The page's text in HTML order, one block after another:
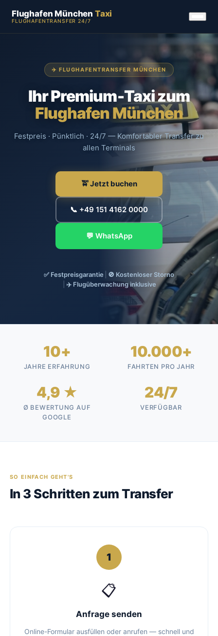
Flughafen München Taxi
FLUGHAFENTRANSFER 24/7
✈️ FLUGHAFENTRANSFER MÜNCHEN
Ihr Premium-Taxi zum
Flughafen München
Festpreis · Pünktlich · 24/7 — Komfortabler Transfer zu
allen Terminals
🚖 Jetzt buchen
📞 +49 151 4162 0000
💬 WhatsApp
✅ Festpreisgarantie
🚫 Kostenloser Storno
✈️ Flugüberwachung inklusive
10+
JAHRE ERFAHRUNG
10.000+
FAHRTEN PRO JAHR
4,9 ★
Ø BEWERTUNG AUF
GOOGLE
24/7
VERFÜGBAR
SO EINFACH GEHT'S
In 3 Schritten zum Transfer
1
📋
Anfrage senden
Online-Formular ausfüllen oder anrufen — schnell und